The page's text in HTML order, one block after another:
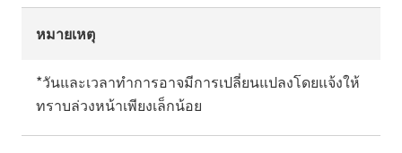
หมายเหตุ
*วันและเวลาทำการอาจมีการเปลี่ยนแปลงโดยแจ้งให้
ทราบล่วงหน้าเพียงเล็กน้อย